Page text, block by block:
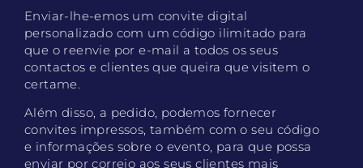
Enviar-lhe-emos um convite digital
personalizado com um código ilimitado para
que o reenvie por e-mail a todos os seus
contactos e clientes que queira que visitem o
certame.
Além disso, a pedido, podemos fornecer
convites impressos, também com o seu código
e informações sobre o evento, para que possa
enviar por correio aos seus clientes mais